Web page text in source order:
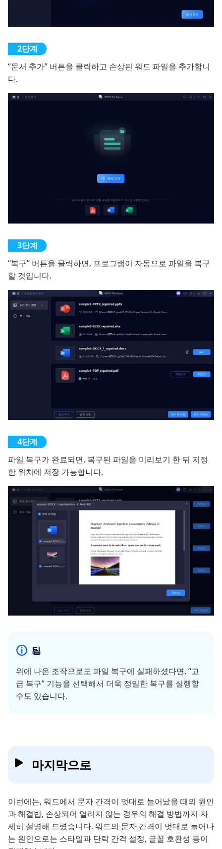
“문서 추가” 버튼을 클릭하고 손상된 워드 파일을 추가합니
다.
“복구” 버튼을 클릭하면, 프로그램이 자동으로 파일을 복구
할 것입니다.
파일 복구가 완료되면, 복구된 파일을 미리보기 한 뒤 지정
한 위치에 저장 가능합니다.
팁
위에 나온 조작으로도 파일 복구에 실패하셨다면, “고
급 복구” 기능을 선택해서 더욱 정밀한 복구를 실행할
수도 있습니다.
마지막으로
이번에는, 워드에서 문자 간격이 멋대로 늘어났을 때의 원인
과 해결법, 손상되어 열리지 않는 경우의 해결 방법까지 자
세히 설명해 드렸습니다. 워드의 문자 간격이 멋대로 늘어나
는 원인으로는 스타일과 단락 간격 설정, 글꼴 호환성 등이